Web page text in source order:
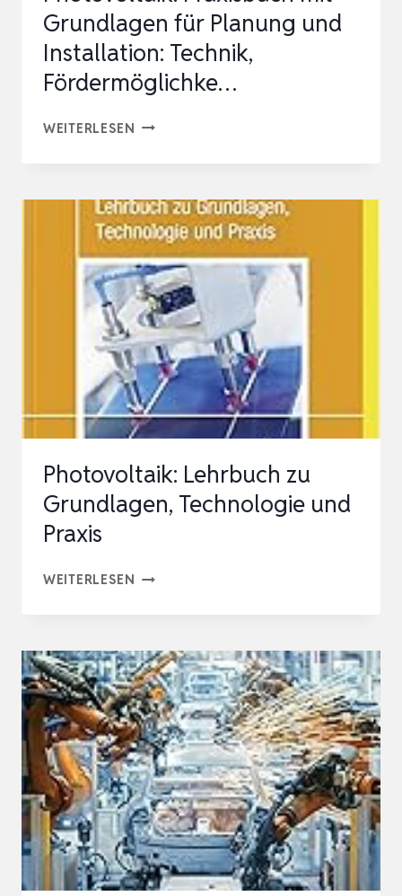
Grundlagen für Planung und
Installation: Technik,
Fördermöglichke…
WEITERLESEN PHOTOVOLTAIK:
GRUNDLAGEN
FÜR
PLANUNG
UND
INSTALLATION:
TECHNIK,
FÖRDERMÖGLICHKE…
Photovoltaik: Lehrbuch zu
Grundlagen, Technologie und
Praxis
WEITERLESEN PHOTOVOLTAIK:
GRUNDLAGEN,
TECHNOLOGIE
UND
PRAXIS